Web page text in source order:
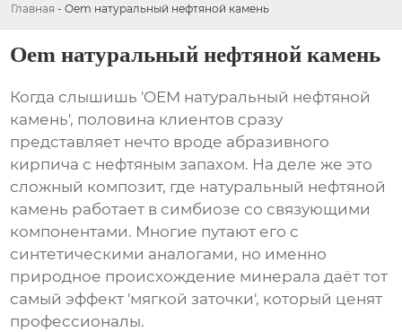
Главная - Oem натуральный нефтяной камень
Oem натуральный нефтяной камень
Когда слышишь 'OEM натуральный нефтяной
камень', половина клиентов сразу
представляет нечто вроде абразивного
кирпича с нефтяным запахом. На деле же это
сложный композит, где натуральный нефтяной
камень работает в симбиозе со связующими
компонентами. Многие путают его с
синтетическими аналогами, но именно
природное происхождение минерала даёт тот
самый эффект 'мягкой заточки', который ценят
профессионалы.